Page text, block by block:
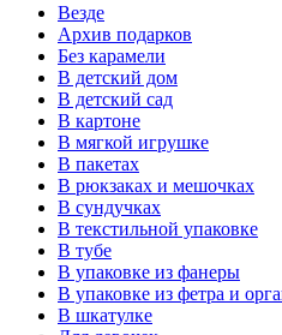
Везде
Архив подарков
Без карамели
В детский дом
В детский сад
В картоне
В мягкой игрушке
В пакетах
В рюкзаках и мешочках
В сундучках
В текстильной упаковке
В тубе
В упаковке из фанеры
В упаковке из фетра и
В шкатулке